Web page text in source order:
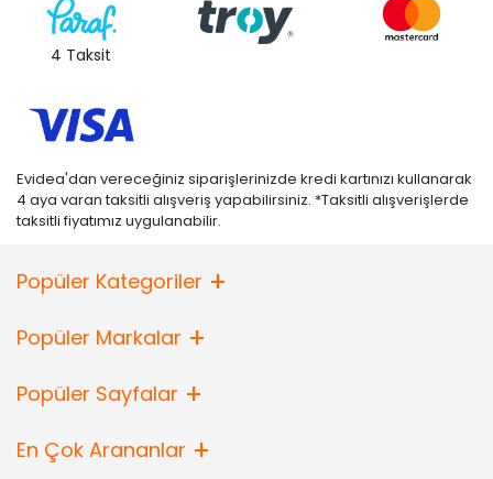
4 Taksit
Evidea'dan vereceğiniz siparişlerinizde kredi kartınızı kullanarak
4 aya varan taksitli alışveriş yapabilirsiniz. *Taksitli alışverişlerde
taksitli fiyatımız uygulanabilir.
Popüler Kategoriler
Popüler Markalar
Popüler Sayfalar
En Çok Arananlar